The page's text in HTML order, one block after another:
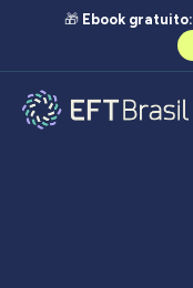
🎁 Ebook gratuito: